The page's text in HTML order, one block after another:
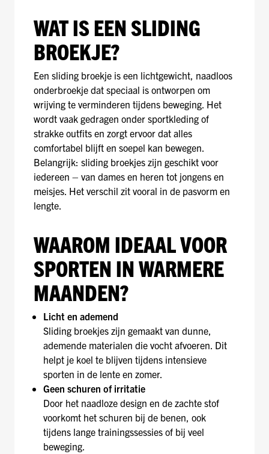
WAT IS EEN SLIDING
BROEKJE?
Een sliding broekje is een lichtgewicht, naadloos
onderbroekje dat speciaal is ontworpen om
wrijving te verminderen tijdens beweging. Het
wordt vaak gedragen onder sportkleding of
strakke outfits en zorgt ervoor dat alles
comfortabel blijft en soepel kan bewegen.
Belangrijk: sliding broekjes zijn geschikt voor
iedereen – van dames en heren tot jongens en
meisjes. Het verschil zit vooral in de pasvorm en
lengte.
WAAROM IDEAAL VOOR
SPORTEN IN WARMERE
MAANDEN?
Licht en ademend
Sliding broekjes zijn gemaakt van dunne,
ademende materialen die vocht afvoeren. Dit
helpt je koel te blijven tijdens intensieve
sporten in de lente en zomer.
Geen schuren of irritatie
Door het naadloze design en de zachte stof
voorkomt het schuren bij de benen, ook
tijdens lange trainingssessies of bij veel
beweging.